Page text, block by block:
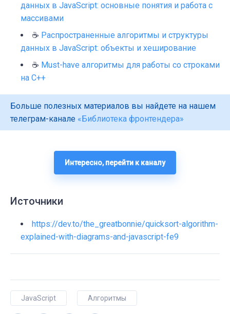
данных в JavaScript: основные понятия и работа с
массивами
☕ Распространенные алгоритмы и структуры
данных в JavaScript: объекты и хеширование
☕ Must-have алгоритмы для работы со строками
на C++
Больше полезных материалов вы найдете на нашем
телеграм-канале «Библиотека фронтендера»
Интересно, перейти к каналу
Источники
https://dev.to/the_greatbonnie/quicksort-algorithm-
explained-with-diagrams-and-javascript-fe9
JavaScript Алгоритмы